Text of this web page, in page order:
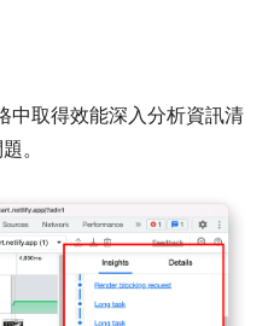
中取得效能深入分析資訊清
。